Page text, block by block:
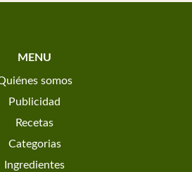
MENU
somos
Publicidad
Recetas
Categorias
Ingredientes